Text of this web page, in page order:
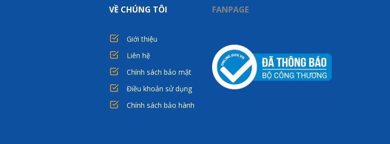
VỀ CHÚNG TÔI
Giới thiệu
Liên hệ
Chính sách bảo mật
Điều khoản sử dụng
Chính sách bảo hành
FANPAGE